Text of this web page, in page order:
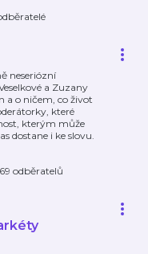
neseriózní
a Zuzany
a o ničem, co život
které
kterým může
dostane i ke slovu.
odběratelů